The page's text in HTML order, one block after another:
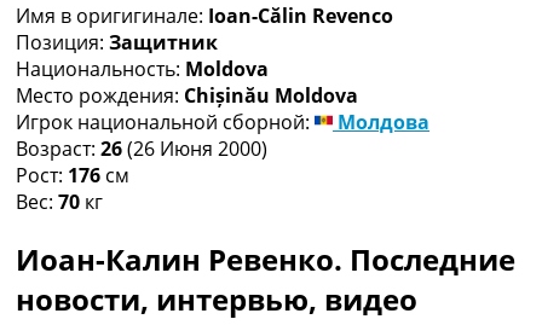
Другие Турниры >>>
Таблицы
Таблицы групп Чемпионата Мира
Украина. Премьер-Лига
Украина. Первая Лига
Лига Чемпионов. Таблицы групп
Англия. Премьер-Лига
Рейтинги
Рейтинг клубов УЕФА
Имя в оригигинале: Ioan-Călin Revenco
Позиция: Защитник
Национальность: Moldova
Место рождения: Chișinău Moldova
Игрок национальной сборной:
Молдова
Возраст: 26(26 Июня 2000)
Рост: 176 см
Вес: 70 кг
Иоан-Калин Ревенко. Последние
новости, интервью, видео